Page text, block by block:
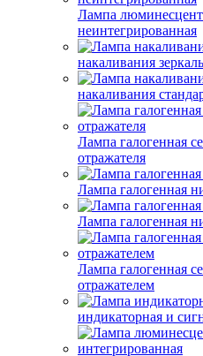
Лампа
неинтегрированная
накаливания
накаливания
Лампа галогенная
отражателя
Лампа галогенная
Лампа галогенная
Лампа галогенная
отражателем
индикаторная и